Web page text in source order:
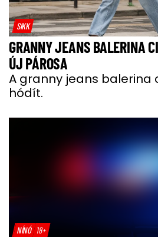
SIKK
GRANNY JEANS BALERINA
ÚJ PÁROSA
A granny jeans balerina
hódít.
NÍNÓ 18+